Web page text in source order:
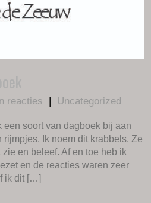
reacties | Uncategorized
soort van dagboek bij aan
Ik noem dit krabbels. Ze
en beleef. Af en toe heb ik
en de reacties waren zeer
ik dit […]